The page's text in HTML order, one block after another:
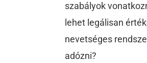
szabályok
lehet legálisan
nevetséges
adózni?